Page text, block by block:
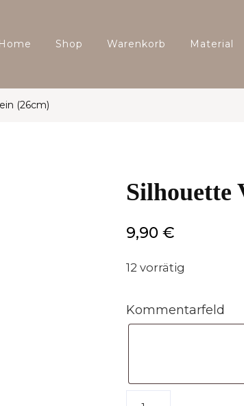
Home Shop Warenkorb Material
(26cm)
Silhouette
9,90€
12 vorrätig
Kommentarfeld